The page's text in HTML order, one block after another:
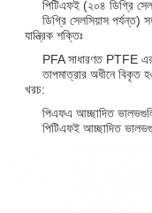
পিটিএফই (২০৪ ডিগ্রি
ডিগ্রি সেলসিয়াস পর্যন্ত)
যান্ত্রিক শক্তিঃ
PFA সাধারণত PTFE এর
তাপমাত্রার অধীনে বিকৃত
খরচ:
পিএফএ আচ্ছাদিত
পিটিএফই আচ্ছাদিত